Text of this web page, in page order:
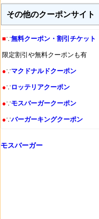
その他のクーポンサイト
■∵無料クーポン・割引チケット
限定割引や無料クーポンも有
●∵マクドナルドクーポン
●∵ ロッテリアクーポン
●∵モスバーガークーポン
●∵バーガーキングクーポン
モスバーガー